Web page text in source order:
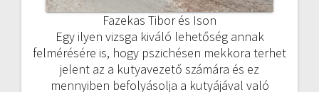
Fazekas Tibor és Ison
Egy ilyen vizsga kiváló lehetőség annak
felmérésére is, hogy pszichésen mekkora terhet
jelent az a kutyavezető számára és ez
mennyiben befolyásolja a kutyájával való